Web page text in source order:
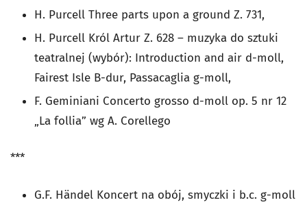
H. Purcell Three parts upon a ground Z. 731,
H. Purcell Król Artur Z. 628 – muzyka do sztuki
teatralnej (wybór): Introduction and air d-moll,
Fairest Isle B-dur, Passacaglia g-moll,
F. Geminiani Concerto grosso d-moll op. 5 nr 12
„La follia” wg A. Corellego
***
G.F. Händel Koncert na obój, smyczki i b.c. g-moll